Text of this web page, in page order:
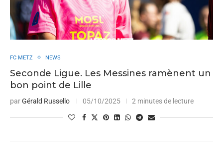
FC METZ NEWS
Seconde Ligue. Les Messines ramènent un
bon point de Lille
parGérald Russello 05/10/2025 2 minutes de lecture